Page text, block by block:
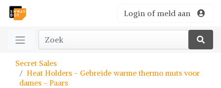
Login of meld aan
Secret Sales
Heat Holders - Gebreide warme thermo muts voor
dames - Paars